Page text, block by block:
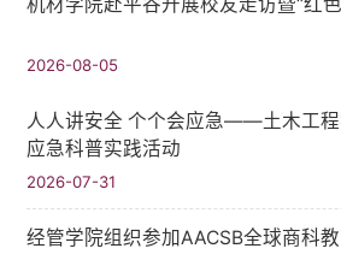
2026-08-05
人人讲安全 个个会应急——土木工
应急科普实践活动
2026-07-31
经管学院组织参加AACSB全球商科